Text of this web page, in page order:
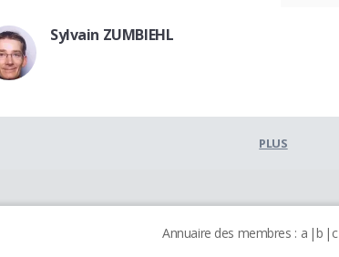
Sylvain ZUMBIEHL
PLUS
Annuaire des membres : a b c